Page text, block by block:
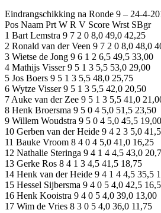
Eindrangschikking na Ronde 9 – 24-4-
Pos Naam Prt W R V Score Wrst SBgr
1 Bart Lemstra 9 7 2 0 8,0 49,0 42,25
2 Ronald van der Veen 9 7 2 0 8,0 48,0
3 Wietse de Jong 9 6 1 2 6,5 49,5 33,00
4 Mathijs Visser 9 5 1 3 5,5 53,0 29,00
5 Jos Boers 9 5 1 3 5,5 48,0 25,75
6 Wytze Visser 9 5 1 3 5,5 42,0 20,50
7 Auke van der Zee 9 5 1 3 5,5 41,0
8 Henk Broersma 9 5 0 4 5,0 51,5 23,50
9 Willem Woudstra 9 5 0 4 5,0 45,5 19,00
10 Gerben van der Heide 9 4 2 3 5,0
11 Bauke Vroom 8 4 0 4 5,0 41,0 16,25
12 Nathalie Steringa 9 4 1 4 4,5 43,0
13 Gerke Ros 8 4 1 3 4,5 41,5 18,75
14 Henk van der Heide 9 4 1 4 4,5 35,5
15 Hessel Sijbersma 9 4 0 5 4,0 42,5
16 Henk Kooistra 9 4 0 5 4,0 39,0 13,00
17 Wim de Vries 8 3 0 5 4,0 36,0 11,75